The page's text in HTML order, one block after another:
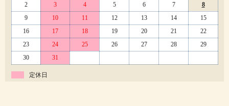
2
3 4 5 6 7
8
9
10 11 12 13 14
15
16
17 18 19 20 21
22
23
24 25 26 27 28
29
30
31
定休日